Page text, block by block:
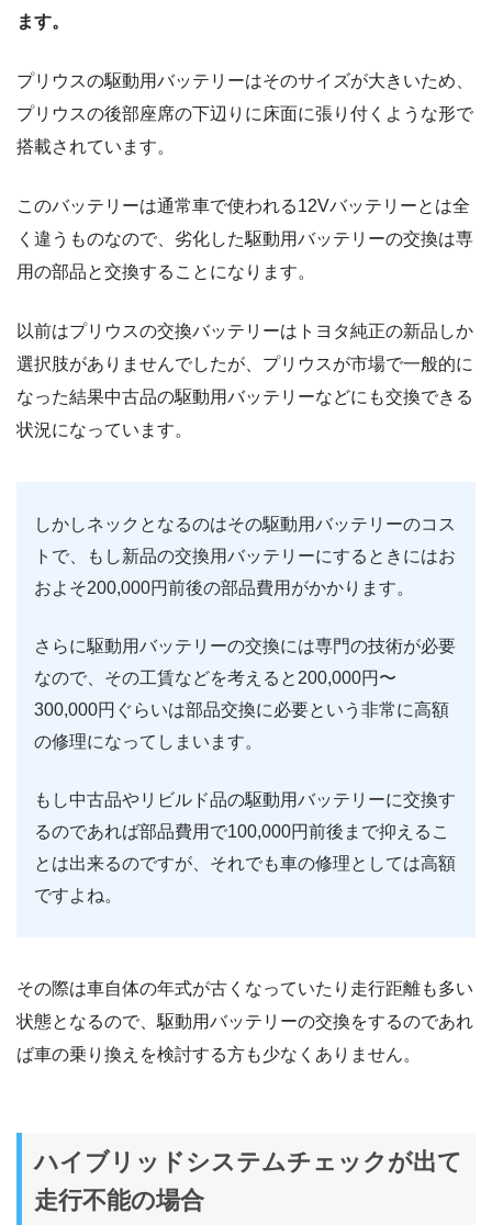
ます。
プリウスの駆動用バッテリーはそのサイズが大きいため、
プリウスの後部座席の下辺りに床面に張り付くような形で
搭載されています。
このバッテリーは通常車で使われる12Vバッテリーとは全
く違うものなので、劣化した駆動用バッテリーの交換は専
用の部品と交換することになります。
以前はプリウスの交換バッテリーはトヨタ純正の新品しか
選択肢がありませんでしたが、プリウスが市場で一般的に
なった結果中古品の駆動用バッテリーなどにも交換できる
状況になっています。
しかしネックとなるのはその駆動用バッテリーのコス
トで、もし新品の交換用バッテリーにするときにはお
およそ200,000円前後の部品費用がかかります。
さらに駆動用バッテリーの交換には専門の技術が必要
なので、その工賃などを考えると200,000円〜
300,000円ぐらいは部品交換に必要という非常に高額
の修理になってしまいます。
もし中古品やリビルド品の駆動用バッテリーに交換す
るのであれば部品費用で100,000円前後まで抑えるこ
とは出来るのですが、それでも車の修理としては高額
ですよね。
その際は車自体の年式が古くなっていたり走行距離も多い
状態となるので、駆動用バッテリーの交換をするのであれ
ば車の乗り換えを検討する方も少なくありません。
ハイブリッドシステムチェックが出て
走行不能の場合